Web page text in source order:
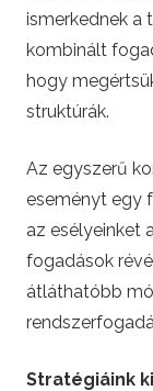
ismerkednek a
kombinált
hogy
struktúrák.
Az egyszerű
eseményt egy
az esélyeinket
fogadások
átláthatóbb
Stratégiáink